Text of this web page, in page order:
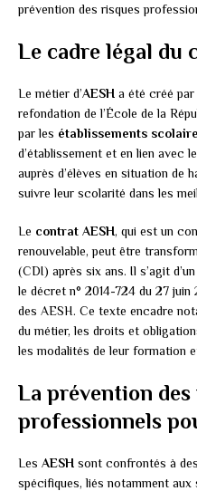
prévention des risques
Le cadre légal du
Le métier d’AESH a été créé
refondation de l’École de la
par les établissements
d’établissement et en lien avec
auprès d’élèves en situation de
suivre leur scolarité dans les
Le contrat AESH, qui est un
renouvelable, peut être
(CDI) après six ans. Il s’agit
le décret n° 2014-724 du 27 juin
des AESH. Ce texte encadre
du métier, les droits et
les modalités de leur formation
La prévention des
professionnels
Les AESH sont confrontés à des
spécifiques, liés notamment aux